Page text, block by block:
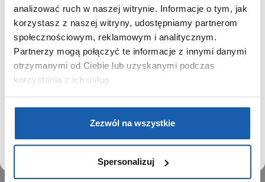
analizować ruch w naszej witrynie. Informacje o tym, jak
korzystasz z naszej witryny, udostępniamy partnerom
społecznościowym, reklamowym i analitycznym.
Partnerzy mogą połączyć te informacje z innymi danymi
otrzymanymi od Ciebie lub uzyskanymi podczas
korzystania z ich usług.
Zezwól na wszystkie
Spersonalizuj
Historia
Misja, wizja i wartości Grupy Zibi
Ważne daty
Kariera
Zgoda na ciasteczka
PRODUKTY
Kalkulatory
SIECI SPRZEDAŻY
SZANOWNA UŻYTKOWNICZKO
Używamy plików cookie w celach analitycznych,
statystycznych i marketingowych, w tym aby analizować
ruch w tej witrynie, optymalizować jej działanie oraz
zapamiętywać Twoje preferencje.